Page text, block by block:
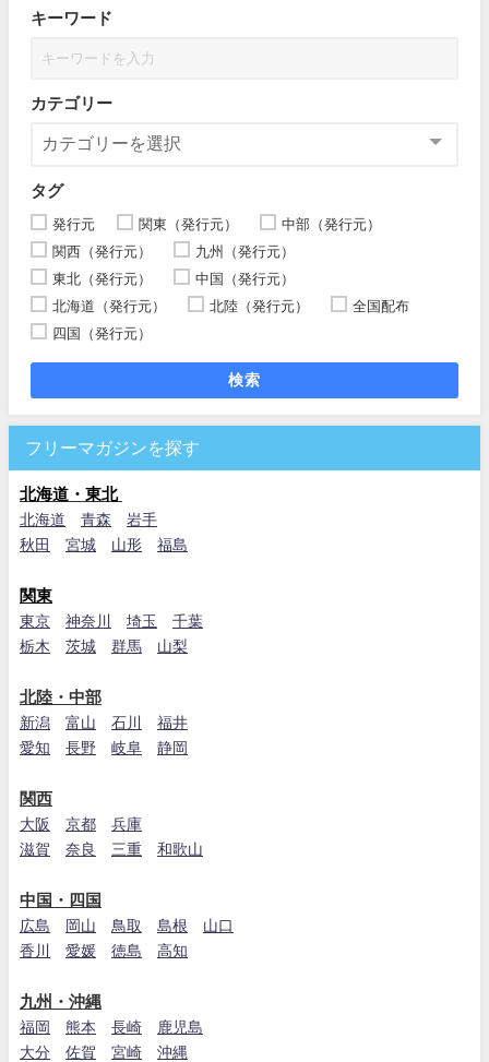
キーワード
カテゴリー
タグ
発行元 関東（発行元）
中部（発行元）
関西（発行元）
九州（発行元）
東北（発行元）
中国（発行元）
北海道（発行元）
北陸（発行元）
全国配布
四国（発行元）
検索
フリーマガジンを探す
北海道・東北
北海道 青森
岩手
秋田
宮城 山形 福島
関東
東京 神奈川 埼玉
千葉
栃木
茨城 群馬 山梨
北陸・中部
新潟 富山 石川
福井
愛知
長野 岐阜 静岡
関西
大阪 京都
兵庫
滋賀
奈良 三重 和歌山
中国・四国
広島 岡山 鳥取 島根
山口
香川
愛媛 徳島 高知
九州・沖縄
福岡 熊本 長崎
鹿児島
大分
佐賀 宮崎 沖縄